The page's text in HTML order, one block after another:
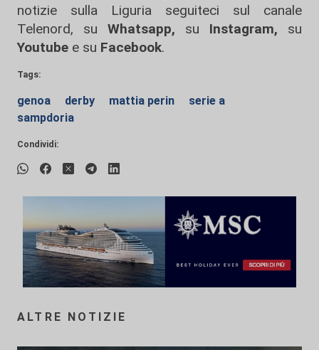
notizie sulla Liguria seguiteci sul canale
Telenord, su
Whatsapp, su Instagram, su
Youtube e su Facebook.
Tags:
genoa derby mattia perin
serie a
sampdoria
Condividi:
ALTRE NOTIZIE